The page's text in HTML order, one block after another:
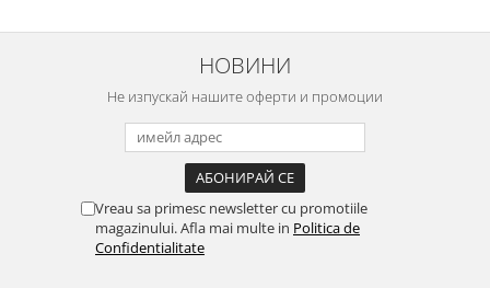
НОВИНИ
Не изпускай нашите оферти и промоции
Vreau sa primesc newsletter cu promotiile
magazinului. Afla mai multe in Politica de
Confidentialitate